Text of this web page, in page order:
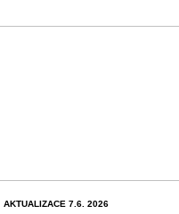
AKTUALIZACE 7.6. 2026